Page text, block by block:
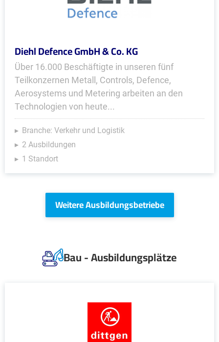
Diehl Defence GmbH & Co. KG
Über 16.000 Beschäftigte in unseren fünf
Teilkonzernen Metall, Controls, Defence,
Aerosystems und Metering arbeiten an den
Technologien von heute...
Branche: Verkehr und Logistik
2 Ausbildungen
1 Standort
Weitere Ausbildungsbetriebe
Bau - Ausbildungsplätze